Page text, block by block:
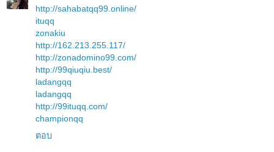
http://sahabatqq99.online/
ituqq
zonakiu
http://162.213.255.117/
http://zonadomino99.com/
http://99qiuqiu.best/
ladangqq
ladangqq
http://99ituqq.com/
championqq
ตอบ